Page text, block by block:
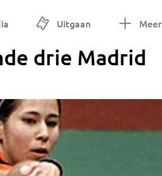
Uitgaan Meer
drie Madrid